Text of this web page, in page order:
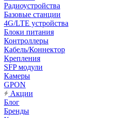
Радиоустройства
Базовые станции
4G/LTE устройства
Блоки питания
Контроллеры
Кабель/Коннектор
Крепления
SFP модули
Камеры
GPON
Акции
Блог
Бренды